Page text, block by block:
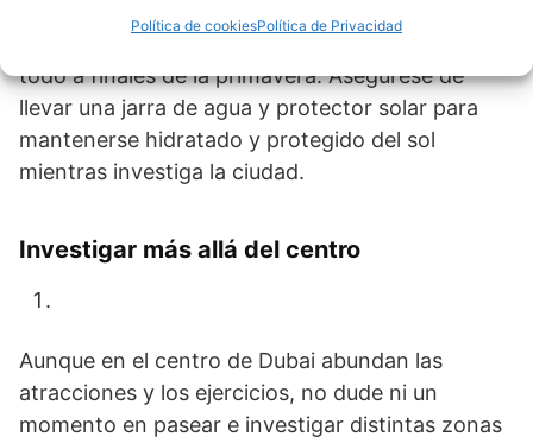
Política de cookiesPolítica de Privacidad
todo a finales de la primavera. Asegúrese de
llevar una jarra de agua y protector solar para
mantenerse hidratado y protegido del sol
mientras investiga la ciudad.
Investigar más allá del centro
Aunque en el centro de Dubai abundan las
atracciones y los ejercicios, no dude ni un
momento en pasear e investigar distintas zonas